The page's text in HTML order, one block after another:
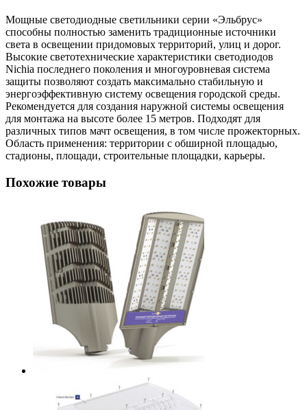
Мощные светодиодные светильники серии «Эльбрус»
способны полностью заменить традиционные источники
света в освещении придомовых территорий, улиц и дорог.
Высокие светотехнические характеристики светодиодов
Nichia последнего поколения и многоуровневая система
защиты позволяют создать максимально стабильную и
энергоэффективную систему освещения городской среды.
Рекомендуется для создания наружной системы освещения
для монтажа на высоте более 15 метров. Подходят для
различных типов мачт освещения, в том числе прожекторных.
Область применения: территории с обширной площадью,
стадионы, площади, строительные площадки, карьеры.
Похожие товары